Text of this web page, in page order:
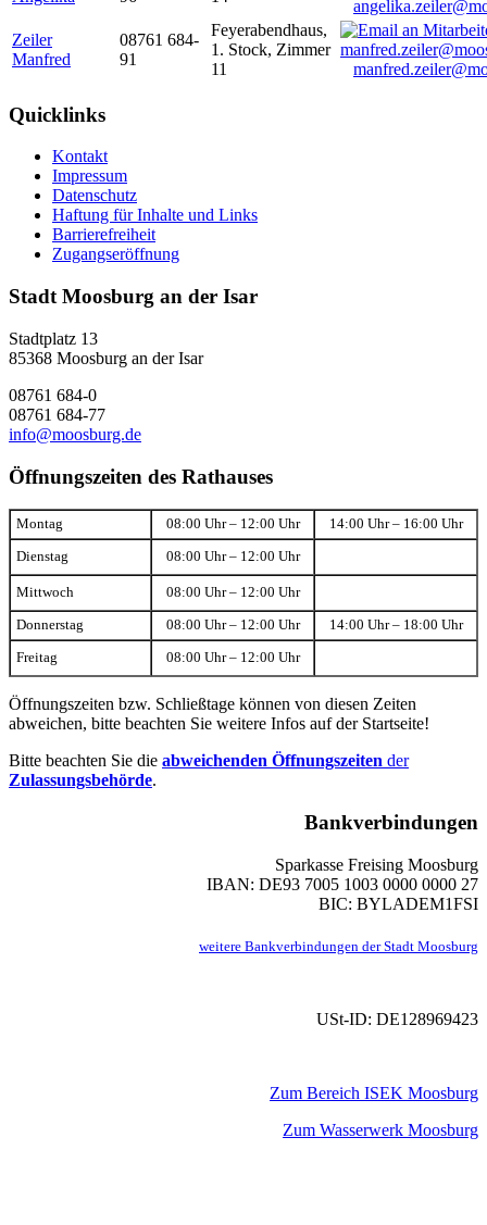
Zeiler
Manfred
08761 684-
91
Feyerabendhaus,
1. Stock, Zimmer
11
Quicklinks
Kontakt
Impressum
Datenschutz
Haftung für Inhalte und Links
Barrierefreiheit
Zugangseröffnung
Stadt Moosburg an der Isar
Stadtplatz 13
85368 Moosburg an der Isar
08761 684-0
08761 684-77
info@moosburg.de
Öffnungszeiten des Rathauses
Montag 08:00 Uhr – 12:00 Uhr 14:00 Uhr – 16:00 Uhr
Dienstag 08:00 Uhr – 12:00 Uhr
Mittwoch 08:00 Uhr – 12:00 Uhr
Donnerstag 08:00 Uhr – 12:00 Uhr 14:00 Uhr – 18:00 Uhr
Freitag 08:00 Uhr – 12:00 Uhr
Öffnungszeiten bzw. Schließtage können von diesen Zeiten
abweichen, bitte beachten Sie weitere Infos auf der Startseite!
Bitte beachten Sie die abweichenden Öffnungszeiten der
Zulassungsbehörde.
Bankverbindungen
Sparkasse Freising Moosburg
IBAN: DE93 7005 1003 0000 0000 27
BIC: BYLADEM1FSI
weitere Bankverbindungen der Stadt Moosburg
USt-ID: DE128969423
Zum Bereich ISEK Moosburg
Zum Wasserwerk Moosburg